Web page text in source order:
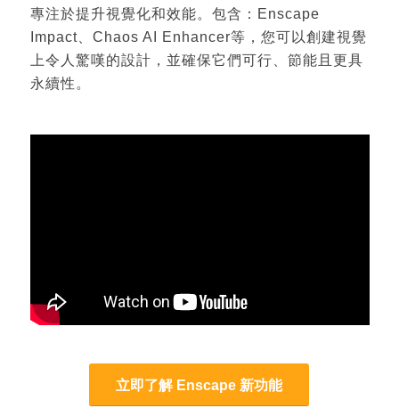
專注於提升視覺化和效能。包含：Enscape
Impact、Chaos AI Enhancer等，您可以創建視覺
上令人驚嘆的設計，並確保它們可行、節能且更具
永續性。
立即了解 Enscape 新功能